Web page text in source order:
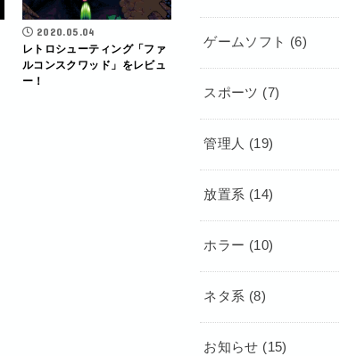
2020.05.04
レトロシューティング「ファ
ルコンスクワッド」をレビュ
ー！
ゲームソフト (6)
スポーツ (7)
管理人 (19)
放置系 (14)
ホラー (10)
ネタ系 (8)
お知らせ (15)